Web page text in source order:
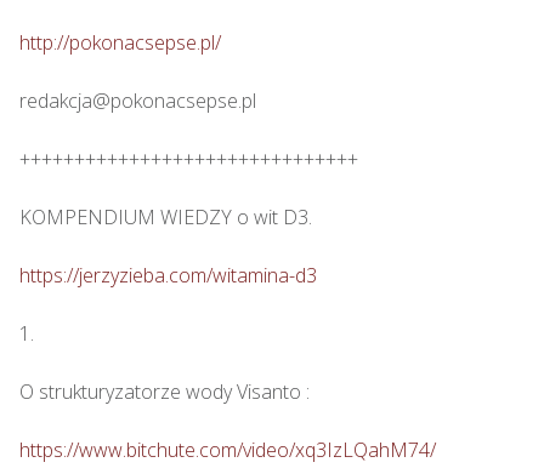
http://pokonacsepse.pl/
redakcja@pokonacsepse.pl
+++++++++++++++++++++++++++++++
KOMPENDIUM WIEDZY o wit D3.
https://jerzyzieba.com/witamina-d3
1.
O strukturyzatorze wody Visanto :
https://www.bitchute.com/video/xq3IzLQahM74/